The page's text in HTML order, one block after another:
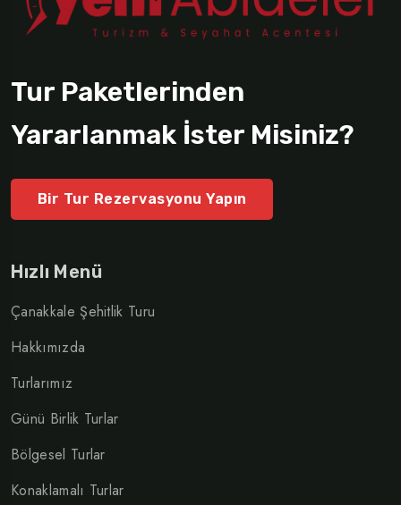
Tur Paketlerinden
Yararlanmak İster Misiniz?
Bir Tur Rezervasyonu Yapın
Hızlı Menü
Çanakkale Şehitlik Turu
Hakkımızda
Turlarımız
Günü Birlik Turlar
Bölgesel Turlar
Konaklamalı Turlar